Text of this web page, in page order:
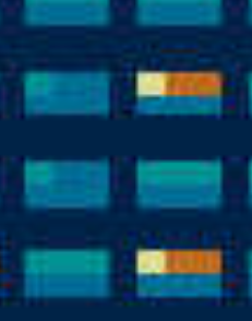
HANG-ON
SPACE HARRIER
R-TYPE
PENNY RACERS
FORMULA ONE